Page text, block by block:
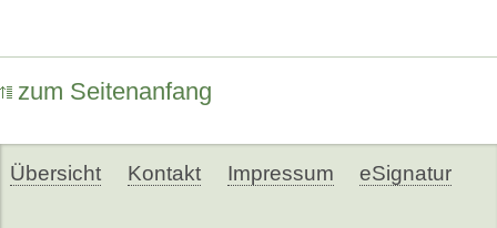
zum Seitenanfang
Übersicht Kontakt Impressum eSignatur